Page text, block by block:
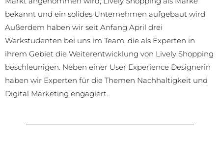
bekannt und ein solides Unternehmen aufgebaut wird.
Außerdem haben wir seit Anfang April drei
Werkstudenten bei uns im Team, die als Experten in
ihrem Gebiet die Weiterentwicklung von Lively Shopping
beschleunigen. Neben einer User Experience Designerin
haben wir Experten für die Themen Nachhaltigkeit und
Digital Marketing engagiert.